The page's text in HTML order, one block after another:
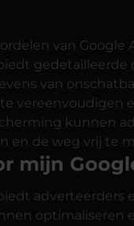
van Google
van
kunnen
en de weg vrij te
mijn
optimaliseren